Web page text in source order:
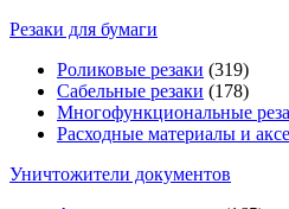
Резаки для бумаги
Роликовые резаки (319)
Сабельные резаки (178)
Многофункциональные
Расходные материалы и
Уничтожители документов